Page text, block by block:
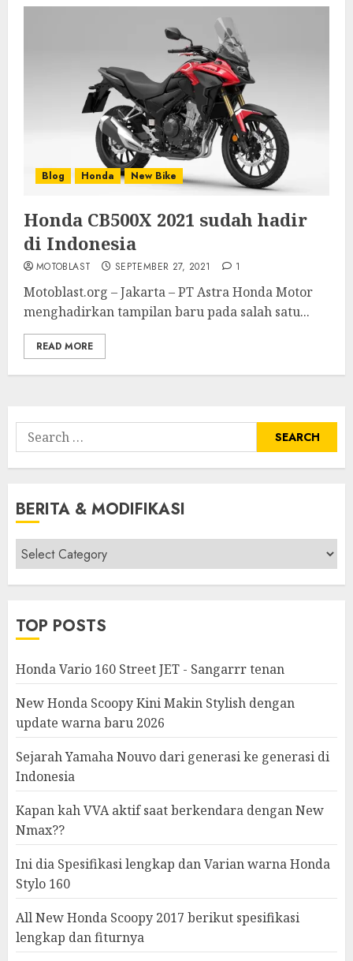
Blog Honda New Bike
Honda CB500X 2021 sudah hadir
di Indonesia
MOTOBLAST SEPTEMBER 27, 2021 1
Motoblast.org – Jakarta – PT Astra Honda Motor
menghadirkan tampilan baru pada salah satu...
READ MORE
Search
for:
BERITA & MODIFIKASI
Berita
&
Modifikasi
TOP POSTS
Honda Vario 160 Street JET - Sangarrr tenan
New Honda Scoopy Kini Makin Stylish dengan
update warna baru 2026
Sejarah Yamaha Nouvo dari generasi ke generasi di
Indonesia
Kapan kah VVA aktif saat berkendara dengan New
Nmax??
Ini dia Spesifikasi lengkap dan Varian warna Honda
Stylo 160
All New Honda Scoopy 2017 berikut spesifikasi
lengkap dan fiturnya